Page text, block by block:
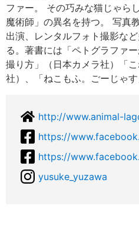
ファー。 その巧みな猫じゃら
魔術師」の異名を持つ。 写真
出演、レンタルフォト撮影な
る。著書には「ペトグラファ
撮り方」（日本カメラ社）「
社）、「ねこもふ。ごーじゃす
http://www.animal-
https://
https://
yusuke_yuzawa